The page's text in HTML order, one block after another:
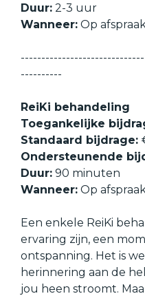
Duur: 2-3 uur
Wanneer: Op afspraak
----------
ReiKi behandeling
Toegankelijke
Standaard bijdrage:
Ondersteunende
Duur: 90 minuten
Wanneer: Op afspraak
Een enkele ReiKi
ervaring zijn, een
ontspanning. Het is
herinnering aan de
jou heen stroomt.